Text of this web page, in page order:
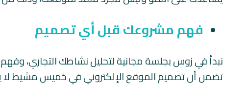
فهم مشروعك قبل أي تصميم
نبدأ في زوس بجلسة مجانية لتحليل نشاطك التجاري،
تضمن أن تصميم الموقع الإلكتروني في خميس مشيط لا